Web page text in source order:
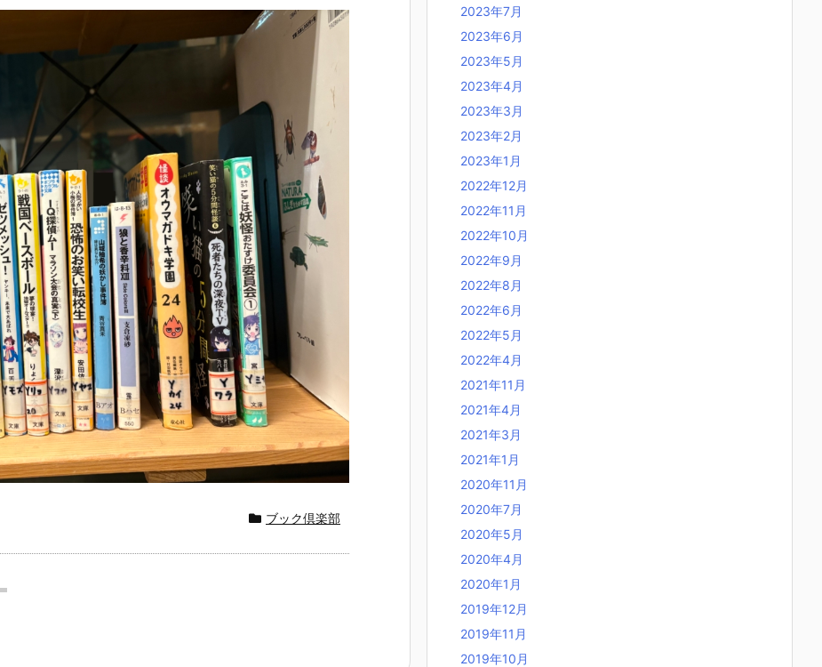
ブック倶楽部
2023年7月
2023年6月
2023年5月
2023年4月
2023年3月
2023年2月
2023年1月
2022年12月
2022年11月
2022年10月
2022年9月
2022年8月
2022年6月
2022年5月
2022年4月
2021年11月
2021年4月
2021年3月
2021年1月
2020年11月
2020年7月
2020年5月
2020年4月
2020年1月
2019年12月
2019年11月
2019年10月